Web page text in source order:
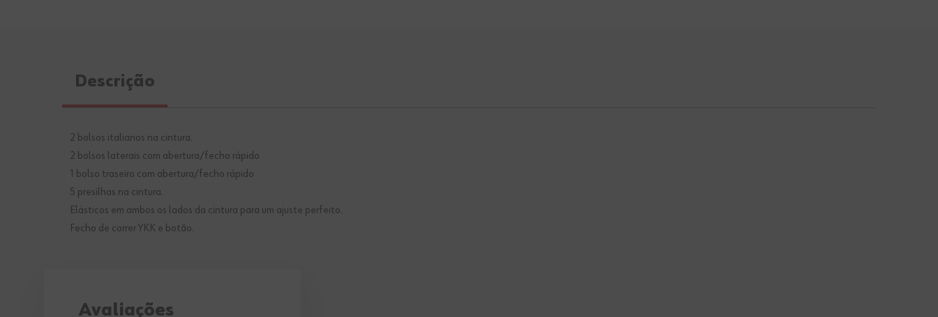
Descrição
2 bolsos italianos na cintura.
2 bolsos laterais com abertura/fecho rápido
1 bolso traseiro com abertura/fecho rápido
5 presilhas na cintura.
Elásticos em ambos os lados da cintura para um ajuste perfeito.
Fecho de correr YKK e botão.
Avaliações